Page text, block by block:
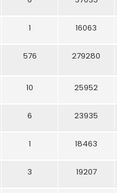
1 16063
576 279280
10 25952
6 23935
1 18463
3 19207